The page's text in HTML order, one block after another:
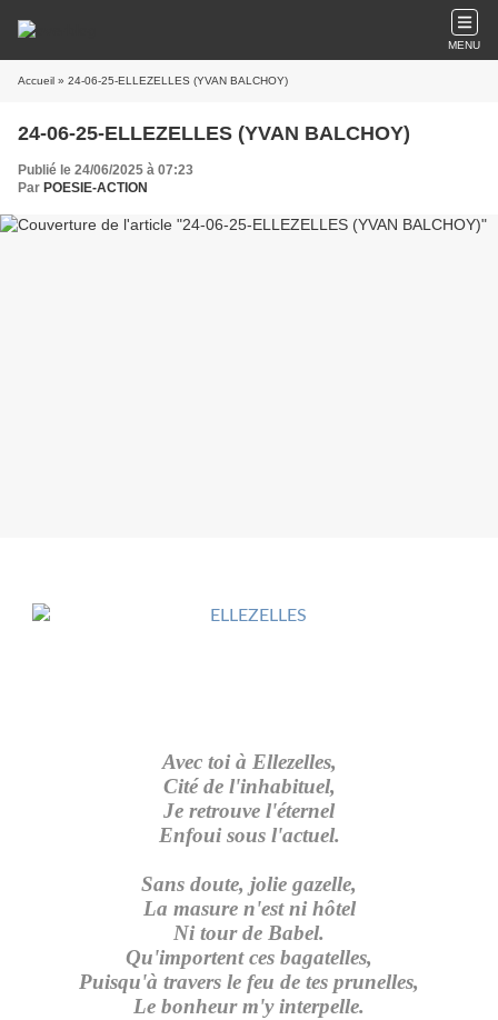
MENU
Accueil » 24-06-25-ELLEZELLES (YVAN BALCHOY)
24-06-25-ELLEZELLES (YVAN BALCHOY)
Publié le 24/06/2025 à 07:23
Par POESIE-ACTION
Avec toi à Ellezelles,
Cité de l'inhabituel,
Je retrouve l'éternel
Enfoui sous l'actuel.
Sans doute, jolie gazelle,
La masure n'est ni hôtel
Ni tour de Babel.
Qu'importent ces bagatelles,
Puisqu'à travers le feu de tes prunelles,
Le bonheur m'y interpelle.